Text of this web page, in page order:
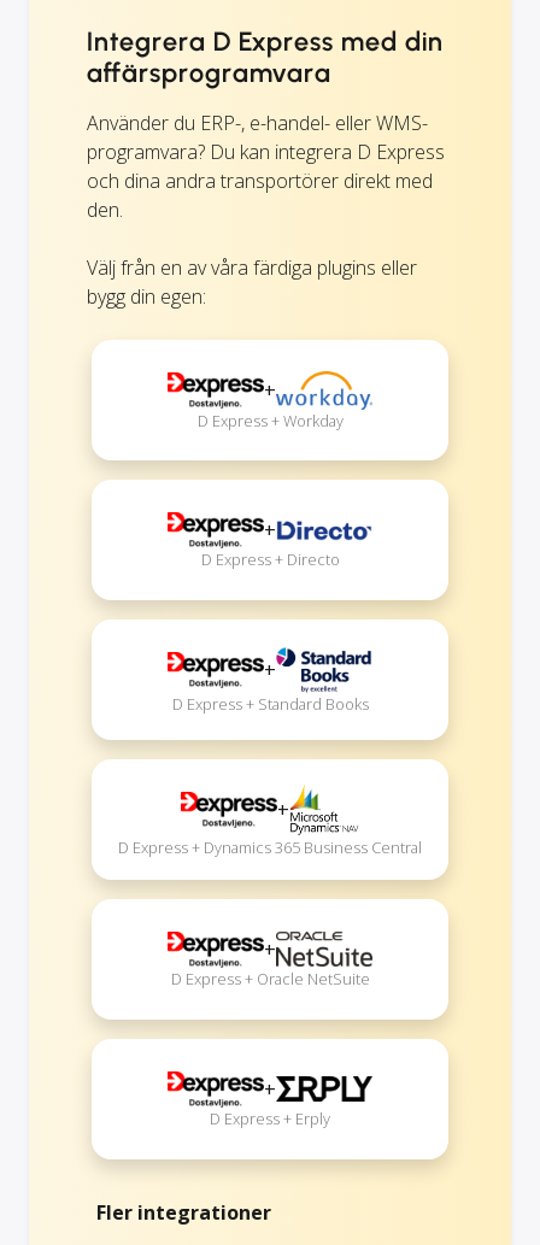
Integrera D Express med din
affärsprogramvara
Använder du ERP-, e-handel- eller WMS-
programvara? Du kan integrera D Express
och dina andra transportörer direkt med
den.
Välj från en av våra färdiga plugins eller
bygg din egen:
+
D Express + Workday
+
D Express + Directo
+
D Express + Standard Books
+
D Express + Dynamics 365 Business Central
+
D Express + Oracle NetSuite
+
D Express + Erply
Fler integrationer